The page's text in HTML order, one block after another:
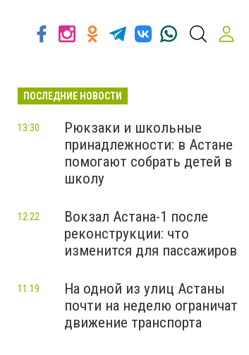
ПОСЛЕДНИЕ НОВОСТИ
Рюкзаки и школьные
принадлежности: в Астане
помогают собрать детей в
школу
13:30
Вокзал Астана-1 после
реконструкции: что
изменится для пассажиров
12:22
На одной из улиц Астаны
почти на неделю ограничат
движение транспорта
11:19